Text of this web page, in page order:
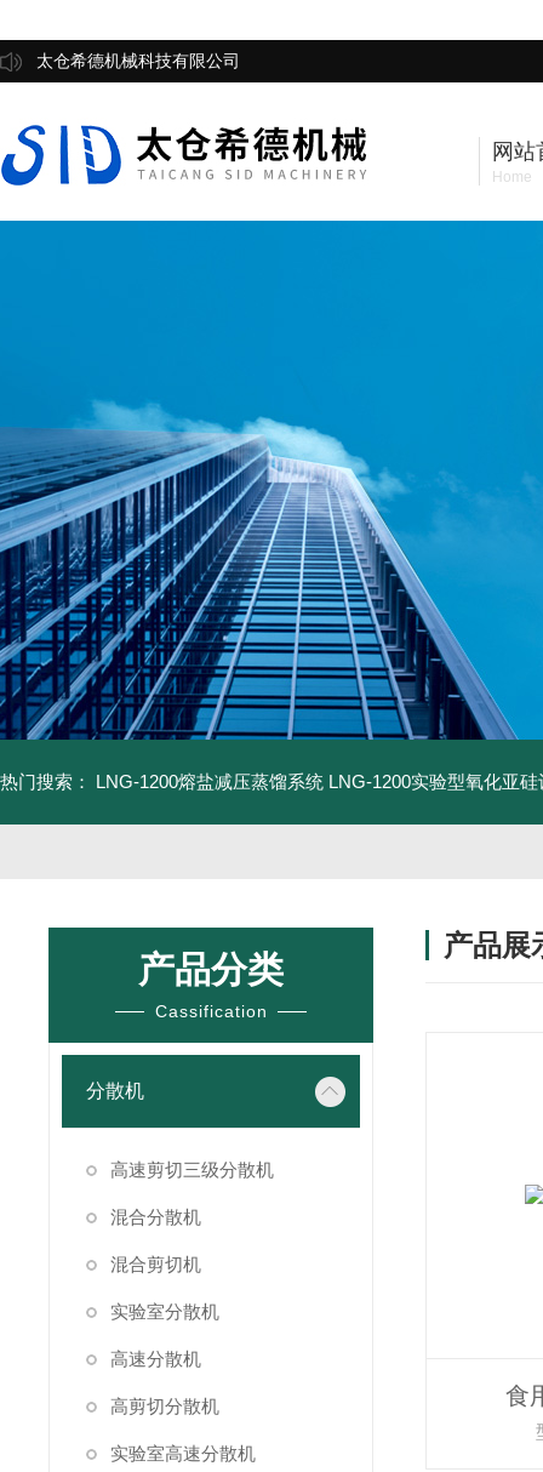
太仓希德机械科技有限公司
网站
Home
热门搜索： LNG-1200熔盐减压蒸馏系统 LNG-1200实验型氧化亚硅
产品分类
Cassification
分散机
高速剪切三级分散机
混合分散机
混合剪切机
实验室分散机
高速分散机
高剪切分散机
实验室高速分散机
产品展
食